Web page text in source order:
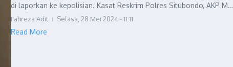
di laporkan ke kepolisian. Kasat Reskrim Polres Situbondo, AKP M...
Fahreza Adit Selasa, 28 Mei 2024 - 11:11
Read More